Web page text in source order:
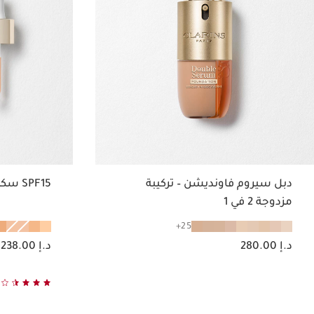
دبل سيروم فاونديشن – تركيبة
مزدوجة 2 في 1
25
السعر الحالي هو د.إ 280.00
د.إ 280.00
SPF15 سكين إيلوجن
السعر الحالي هو د.إ 238.00
د.إ 238.00